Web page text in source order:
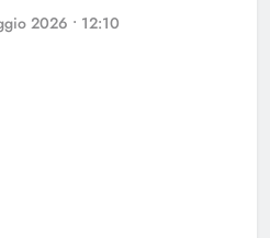
2026 • 12:10